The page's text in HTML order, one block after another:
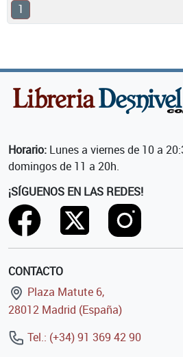
1
Horario: Lunes a viernes de 10 a
domingos de 11 a 20h.
¡SÍGUENOS EN LAS REDES!
CONTACTO
Plaza Matute 6,
28012 Madrid (España)
Tel.: (+34) 91 369 42 90